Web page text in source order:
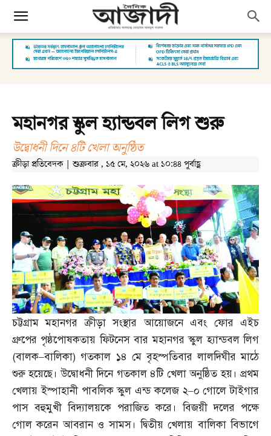
মহানগর স্কুল হ্যান্ডবল লিগ শুরু
উদ্বোধনী দিনে ৪টি খেলা অনুষ্ঠিত
ক্রীড়া প্রতিবেদক | শুক্রবার , ১৫ মে, ২০২৬ at ১০:৪৪ পূর্বাহ্ণ
চট্টগ্রাম মহানগর ক্রীড়া সংস্থার আয়োজনে এবং ফোর এইচ
গ্রুপের পৃষ্ঠপোষকতায় ফিটনেস বার মহানগর স্কুল হ্যান্ডবল লিগ
(বালক–বালিকা) গতকাল ১৪ মে বৃহস্পতিবার লালদিঘীর মাঠে
শুরু হয়েছে। উদ্বোধনী দিনে গতকাল ৪টি খেলা অনুষ্ঠিত হয়। প্রথম
খেলায় ইস্পাহানী পাবলিক স্কুল এন্ড কলেজ ২–০ গোলে টাইগার
পাস বহুমুখী বিদ্যালয়কে পরাজিত করে। বিজয়ী দলের পক্ষে
গোল করেন আবরান ও সামস। দ্বিতীয় খেলায় বালিকা বিভাগে